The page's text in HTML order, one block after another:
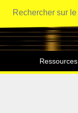
Ressources